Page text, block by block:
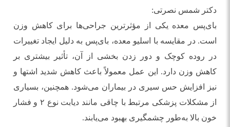
دکتر شمس نصرتی:
بای‌پس معده یکی از مؤثرترین جراحی‌ها برای کاهش وزن
است. در مقایسه با اسلیو معده، بای‌پس به دلیل ایجاد تغییرات
در روده کوچک و دور زدن بخشی از آن، تأثیر بیشتری بر
کاهش وزن دارد. این عمل معمولاً باعث کاهش شدید اشتها و
نیز افزایش حس سیری در بیماران می‌شود. همچنین، بسیاری
از مشکلات پزشکی مرتبط با چاقی مانند دیابت نوع ۲ و فشار
خون بالا به‌طور چشمگیری بهبود می‌یابند.